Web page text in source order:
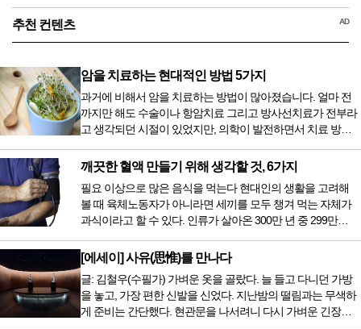
추천 컨텐츠 AD
암을 치료하는 현대적인 방법 5가지
과거에 비해서 암을 치료하는 방법이 많아졌습니다. 얼마 전
까지만 해도 수술이나 항암치료 그리고 방사선치료가 전부라
고 생각되던 시절이 있었지만, 의학이 발전하면서 치료 방법
오면서 암을 치료하는 방법이 하나 더 추가되었습니다. 중입
자 치료를 받기 위해서는 일본이나 독일 등 중입자 치료기가
있는 나라에 가서 힘들게 치료받았지만 얼마 전 국내 도입 후
전립선암 환자를 시작으로 중입자 치료기가 가동되었습니다.
치료 범위가 한정되어 모든 암 환자가 중입자 치료를 받을 수
는 없지만 치료...
깨끗한 혈액 만들기 위해 생각할 것, 6가지
필요 이상으로 많은 음식을 먹는다 현대인의 생활을 고려해
볼 때 육체노동자가 아니라면 세끼를 모두 챙겨 먹는 자체가
과식이라고 할 수 있다. 인류가 살아온 300만 년 중 299만
저녁을 습관적으로 음식을 섭취한다. 게다가 밤늦은 시간까지
음식을 먹거나, 아침에 식욕이 없는데도 ‘아침을 먹어야 하루
가 활기차다’라는 이야기에 사로잡혀 억지로 먹는 경우가 많
다. 식욕이 없다는 느낌은 본능이 보내는 신호다. 즉 먹어도 소
화할 힘이 없다거나 더 이상 먹으면 혈액 안에 잉여물...
[에세이] 사유(思惟)를 만나다
글: 김철우(수필가) 가벼운 옷을 골랐다. 늘 들고 다니던 가방
을 놓고, 가장 편한 신발을 신었다. 지난밤의 떨림과는 무색하
게 준비는 간단했다. 현관문을 나서려니 다시 가벼운 긴장감